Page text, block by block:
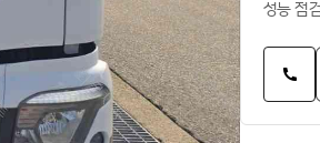
성능 점